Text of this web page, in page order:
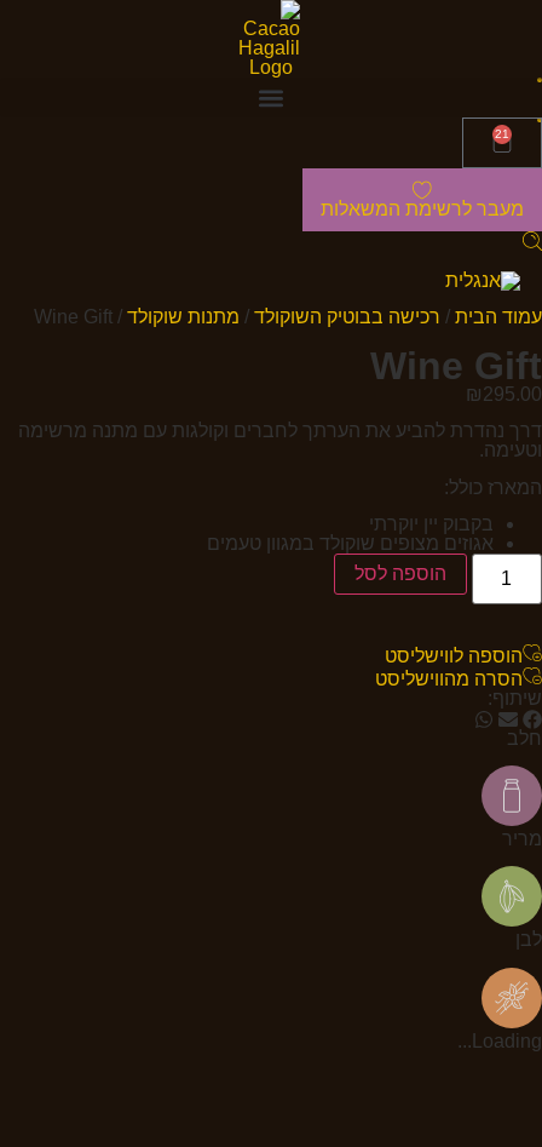
21
מעבר לרשימת המשאלות
עמוד הבית / רכישה בבוטיק השוקולד / מתנות שוקולד / Wine Gift
Wine Gift
₪295.00
דרך נהדרת להביע את הערתך לחברים וקולגות עם מתנה מרשימה
וטעימה.
המארז כולל:
בקבוק יין יוקרתי
אגוזים מצופים שוקולד במגוון טעמים
הוספה לסל
הוספה לווישליסט
הסרה מהווישליסט
שיתוף:
חלב
מריר
לבן
Loading...